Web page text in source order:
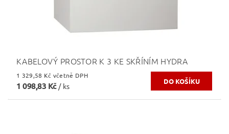
KABELOVÝ PROSTOR K 3 KE SKŘÍNÍM HYDRA
1 329,58 Kč včetně DPH
1 098,83 Kč / ks